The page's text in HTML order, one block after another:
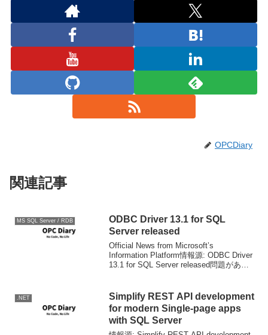
OPCDiary
関連記事
MS SQL Server / RDB
ODBC Driver 13.1 for SQL
Server released
Official News from Microsoft’s
Information Platform情報源: ODBC Driver
13.1 for SQL Server released問題があっ
.NET
Simplify REST API development
for modern Single-page apps
with SQL Server